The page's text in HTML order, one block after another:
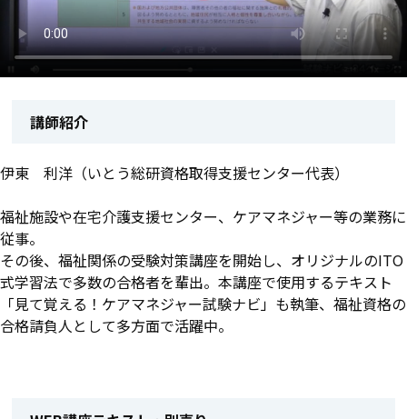
講師紹介
伊東 利洋（いとう総研資格取得支援センター代表）
福祉施設や在宅介護支援センター、ケアマネジャー等の業務に
従事。
その後、福祉関係の受験対策講座を開始し、オリジナルのITO
式学習法で多数の合格者を輩出。本講座で使用するテキスト
「見て覚える！ケアマネジャー試験ナビ」も執筆、福祉資格の
合格請負人として多方面で活躍中。